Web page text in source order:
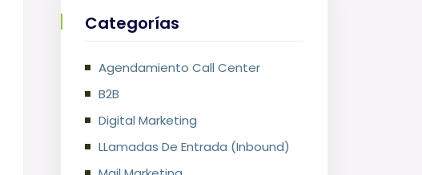
Categorías
Agendamiento Call Center
B2B
Digital Marketing
LLamadas De Entrada (Inbound)